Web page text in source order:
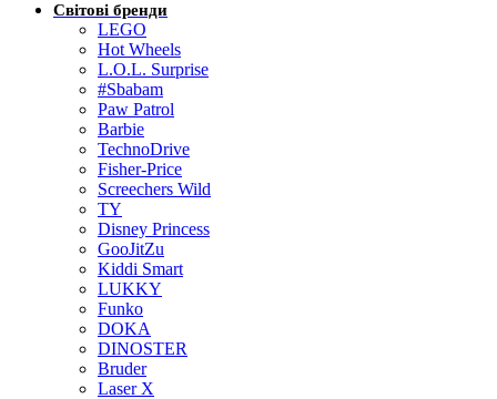
Світові бренди
LEGO
Hot Wheels
L.O.L. Surprise
#Sbabam
Paw Patrol
Barbie
TechnoDrive
Fisher-Price
Screechers Wild
TY
Disney Princess
GooJitZu
Kiddi Smart
LUKKY
Funko
DOKA
DINOSTER
Bruder
Laser X